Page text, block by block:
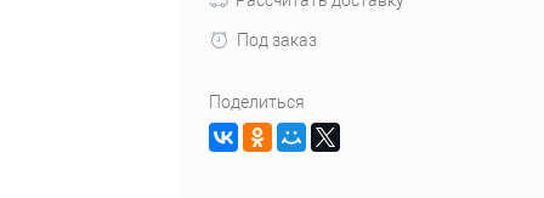
Под заказ
Поделиться